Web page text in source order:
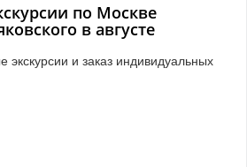
по Москве
в августе
и заказ индивидуальных